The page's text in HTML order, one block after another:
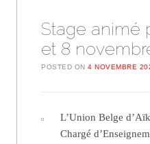
Stage animé
et 8
POSTED ON4 NOVEMBRE
L’Union Belge
Chargé